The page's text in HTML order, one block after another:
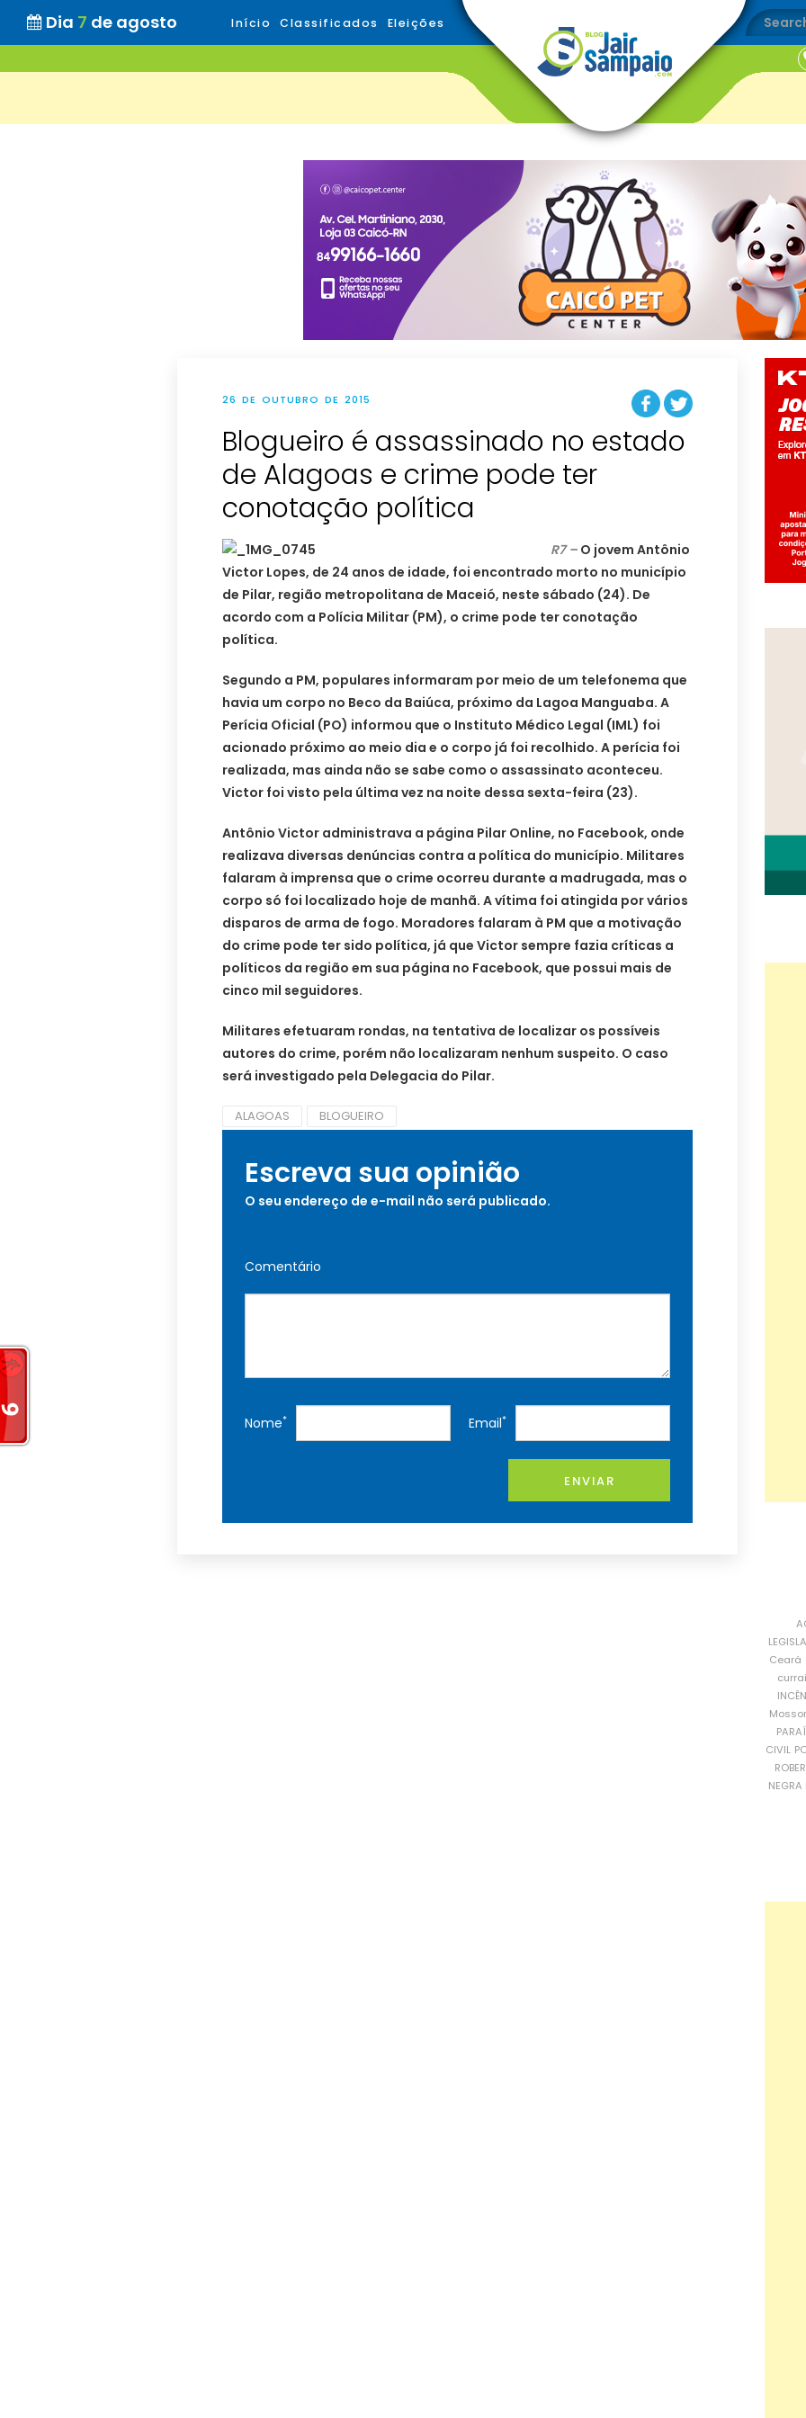
Dia 7 de agosto Início Classificados Eleições
26 DE OUTUBRO DE 2015
Blogueiro é assassinado no estado
de Alagoas e crime pode ter
conotação política
R7 – O jovem Antônio
Victor Lopes, de 24 anos de idade, foi encontrado morto no município
de Pilar, região metropolitana de Maceió, neste sábado (24). De
acordo com a Polícia Militar (PM), o crime pode ter conotação
política.
Segundo a PM, populares informaram por meio de um telefonema que
havia um corpo no Beco da Baiúca, próximo da Lagoa Manguaba. A
Perícia Oficial (PO) informou que o Instituto Médico Legal (IML) foi
acionado próximo ao meio dia e o corpo já foi recolhido. A perícia foi
realizada, mas ainda não se sabe como o assassinato aconteceu.
Victor foi visto pela última vez na noite dessa sexta-feira (23).
Antônio Victor administrava a página Pilar Online, no Facebook, onde
realizava diversas denúncias contra a política do município. Militares
falaram à imprensa que o crime ocorreu durante a madrugada, mas o
corpo só foi localizado hoje de manhã. A vítima foi atingida por vários
disparos de arma de fogo. Moradores falaram à PM que a motivação
do crime pode ter sido política, já que Victor sempre fazia críticas a
políticos da região em sua página no Facebook, que possui mais de
cinco mil seguidores.
Militares efetuaram rondas, na tentativa de localizar os possíveis
autores do crime, porém não localizaram nenhum suspeito. O caso
será investigado pela Delegacia do Pilar.
ALAGOAS BLOGUEIRO
Escreva sua opinião
O seu endereço de e-mail não será publicado.
Comentário
Nome* Email*
ENVIAR
Ceará
CIVIL
NEGRA